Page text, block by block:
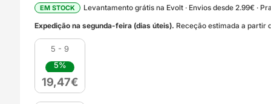
EM STOCK
Levantamento grátis na Evolt · Envios desde 2.99€ ·
Expedição na segunda-feira (dias úteis). Receção estimada a partir
5 - 9
5%
19,47€